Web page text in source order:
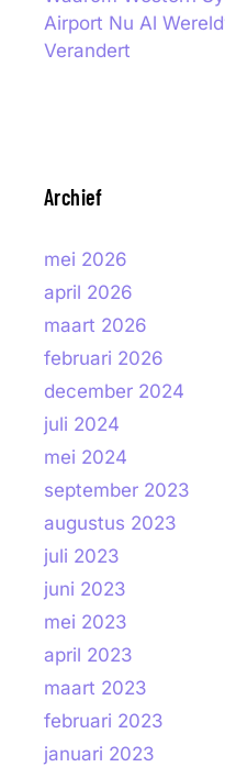
Airport Nu Al
Verandert
Archief
mei 2026
april 2026
maart 2026
februari 2026
december 2024
juli 2024
mei 2024
september 2023
augustus 2023
juli 2023
juni 2023
mei 2023
april 2023
maart 2023
februari 2023
januari 2023